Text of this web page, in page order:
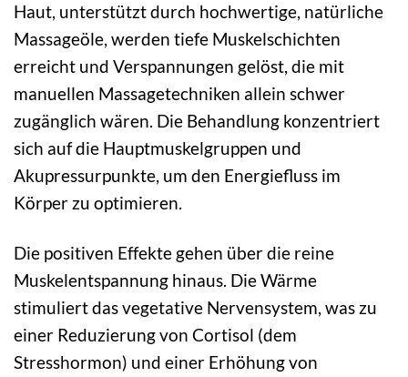
Haut, unterstützt durch hochwertige, natürliche
Massageöle, werden tiefe Muskelschichten
erreicht und Verspannungen gelöst, die mit
manuellen Massagetechniken allein schwer
zugänglich wären. Die Behandlung konzentriert
sich auf die Hauptmuskelgruppen und
Akupressurpunkte, um den Energiefluss im
Körper zu optimieren.
Die positiven Effekte gehen über die reine
Muskelentspannung hinaus. Die Wärme
stimuliert das vegetative Nervensystem, was zu
einer Reduzierung von Cortisol (dem
Stresshormon) und einer Erhöhung von